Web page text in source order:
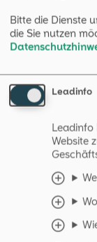
SIP
Steuerung
Netzwerken
weiterlesen
Bitte die Dienste
die Sie nutzen
Leadinfo
Leadinfo
Website